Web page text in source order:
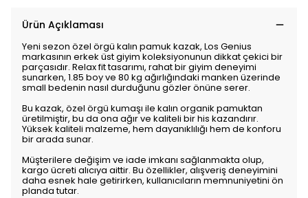
Ürün Açıklaması
Yeni sezon özel örgü kalın pamuk kazak, Los Genius
markasının erkek üst giyim koleksiyonunun dikkat çekici bir
parçasıdır. Relax fit tasarımı, rahat bir giyim deneyimi
sunarken, 1.85 boy ve 80 kg ağırlığındaki manken üzerinde
small bedenin nasıl durduğunu gözler önüne serer.
Bu kazak, özel örgü kumaşı ile kalın organik pamuktan
üretilmiştir, bu da ona ağır ve kaliteli bir his kazandırır.
Yüksek kaliteli malzeme, hem dayanıklılığı hem de konforu
bir arada sunar.
Müşterilere değişim ve iade imkanı sağlanmakta olup,
kargo ücreti alıcıya aittir. Bu özellikler, alışveriş deneyimini
daha esnek hale getirirken, kullanıcıların memnuniyetini ön
planda tutar.